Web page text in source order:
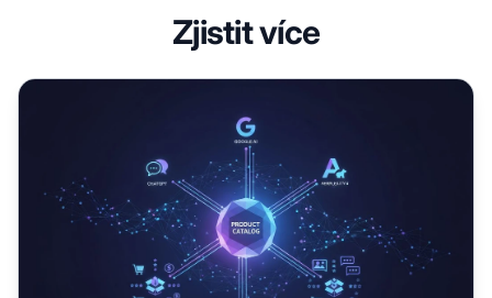
Zjistit více
Optimalizace AI nakupování